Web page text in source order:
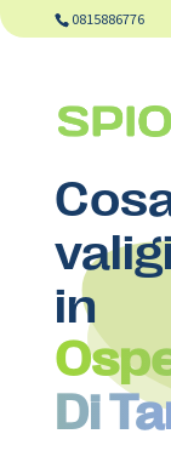
0815886776
in
Di